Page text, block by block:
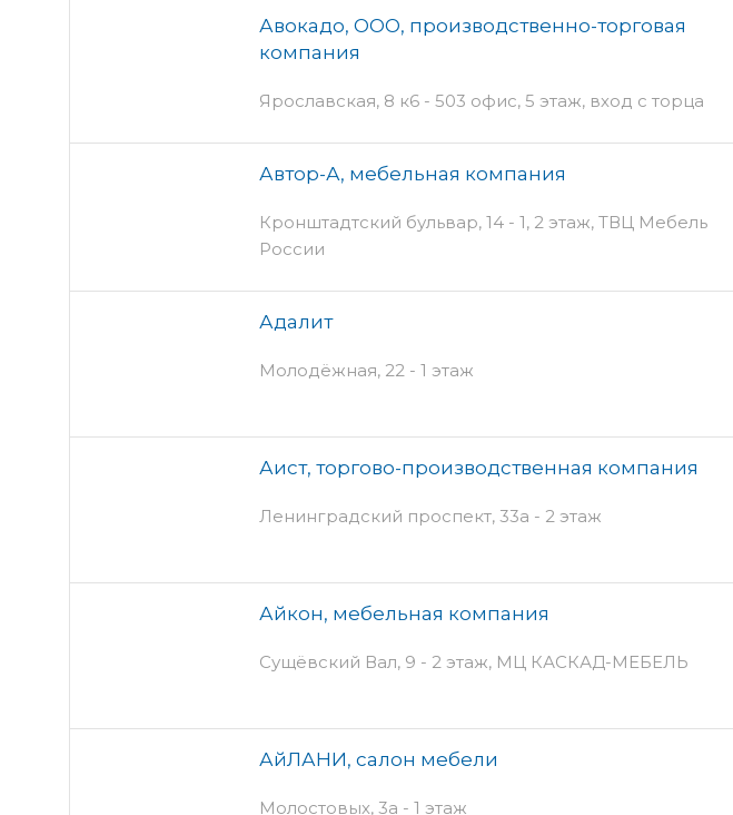
Авокадо, ООО, производственно-торговая
компания
Ярославская, 8 к6 - 503 офис, 5 этаж, вход с торца
Автор-А, мебельная компания
Кронштадтский бульвар, 14 - 1, 2 этаж, ТВЦ Мебель
России
Адалит
Молодёжная, 22 - 1 этаж
Аист, торгово-производственная компания
Ленинградский проспект, 33а - 2 этаж
Айкон, мебельная компания
Сущёвский Вал, 9 - 2 этаж, МЦ КАСКАД-МЕБЕЛЬ
АйЛАНИ, салон мебели
Молостовых, 3а - 1 этаж